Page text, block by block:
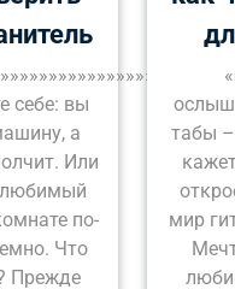
себе: вы
а
Или
любимый
по-
Что
Прежде
табы
мир